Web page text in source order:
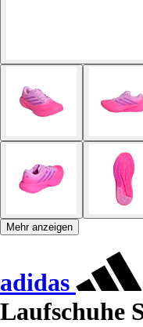
Mehr anzeigen
adidas
Laufschuhe